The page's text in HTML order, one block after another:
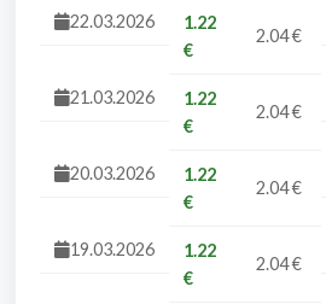
22.03.2026
1.22
€
2.04 €
21.03.2026
1.22
€
2.04 €
20.03.2026
1.22
€
2.04 €
19.03.2026
1.22
€
2.04 €